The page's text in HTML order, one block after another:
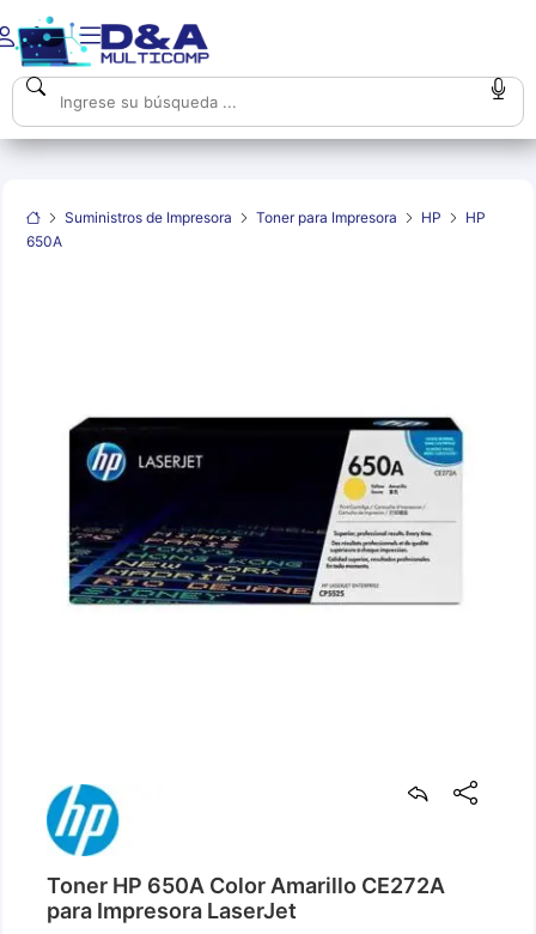
Suministros de Impresora Toner para Impresora HP
HP
650A
Toner HP 650A Color Amarillo CE272A
para Impresora LaserJet